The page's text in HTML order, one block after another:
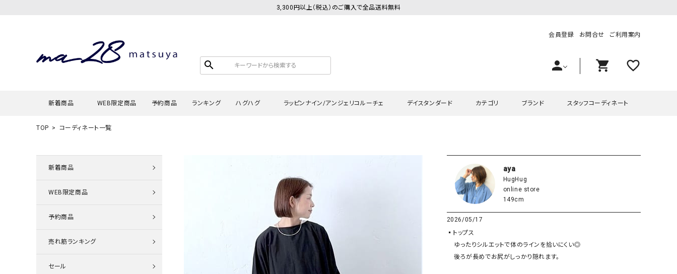
3,300円以上（税込）のご購入で全品送料無料
search
会員登録 お問合せ ご利用案内
person shopping_cart favorite_outline
新着商品 WEB限定商品 予約商品 ランキング ハグハグ
タンクトップ・キャミソール
ラッピンナイン/アンジェリコルーチェ
タンクトップ・キャミソール
デイスタンダード
チュニック
カテゴリ
ワンピース・チュニック
サロペット・オーバーオール
スカート
ジャケット・アウター
ブランド
ラッピンナイン/アンジェリコルーチェ
hagumu（ハグム）
her.（ハードット）
and quarter（アンドクウォーター） HUMS（ハムズ）
Wrapin nine9（ラッピンナイン）
スタッフコーディネート
TOP コーディネート一覧
新着商品
WEB限定商品
予約商品
売れ筋ランキング
セール
aya
HugHug
online store
149cm
2026/05/17
▪️トップス